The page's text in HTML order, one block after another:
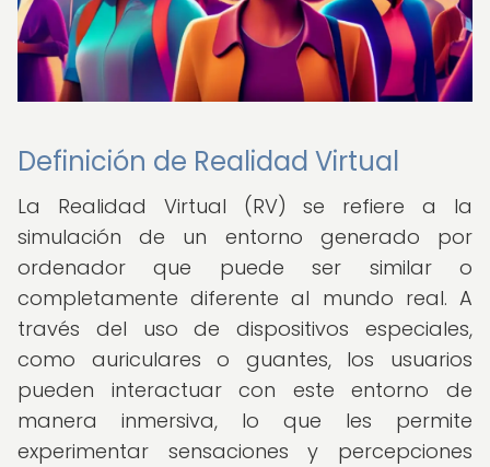
Definición de Realidad Virtual
La Realidad Virtual (RV) se refiere a la
simulación de un entorno generado por
ordenador que puede ser similar o
completamente diferente al mundo real. A
través del uso de dispositivos especiales,
como auriculares o guantes, los usuarios
pueden interactuar con este entorno de
manera inmersiva, lo que les permite
experimentar sensaciones y percepciones